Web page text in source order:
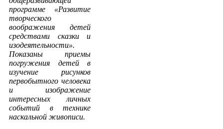
программе «Развитие
творческого
воображения детей
средствами сказки и
изодеятельности».
Показаны приемы
погружения детей в
изучение рисунков
первобытного человека
и изображение
интересных личных
событий в технике
наскальной живописи.